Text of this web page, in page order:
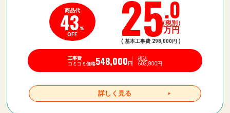
商品代
43％
OFF
25.0
（税別）
万円
( 基本工事費 298,000円 )
工事費
コミコミ価格548,000 円
税込
602,800円
詳しく見る